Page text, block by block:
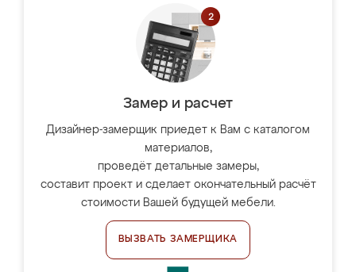
Замер и расчет
Дизайнер-замерщик приедет к Вам с каталогом
материалов,
проведёт детальные замеры,
составит проект и сделает окончательный расчёт
стоимости Вашей будущей мебели.
ВЫЗВАТЬ ЗАМЕРЩИКА